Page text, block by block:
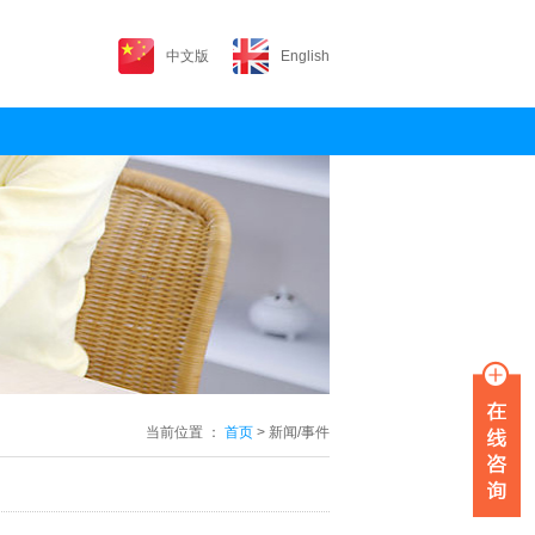
中文版 English
当前位置 ： 首页 > 新闻/事件